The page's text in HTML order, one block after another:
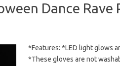
Dance Rave
*Features: *LED light glows
*These gloves are not